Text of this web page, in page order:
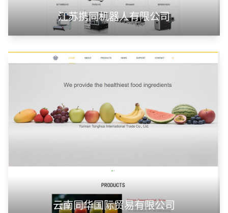
江苏携同机器人有限公司
云南同华国际贸易有限公司